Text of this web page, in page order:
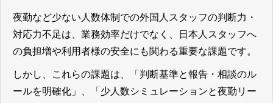
夜勤など少ない人数体制での外国人スタッフの判断力・
対応力不足は、業務効率だけでなく、日本人スタッフへ
の負担増や利用者様の安全にも関わる重要な課題です。
しかし、これらの課題は、「判断基準と報告・相談のル
ールを明確化」、「少人数シミュレーションと夜勤リー